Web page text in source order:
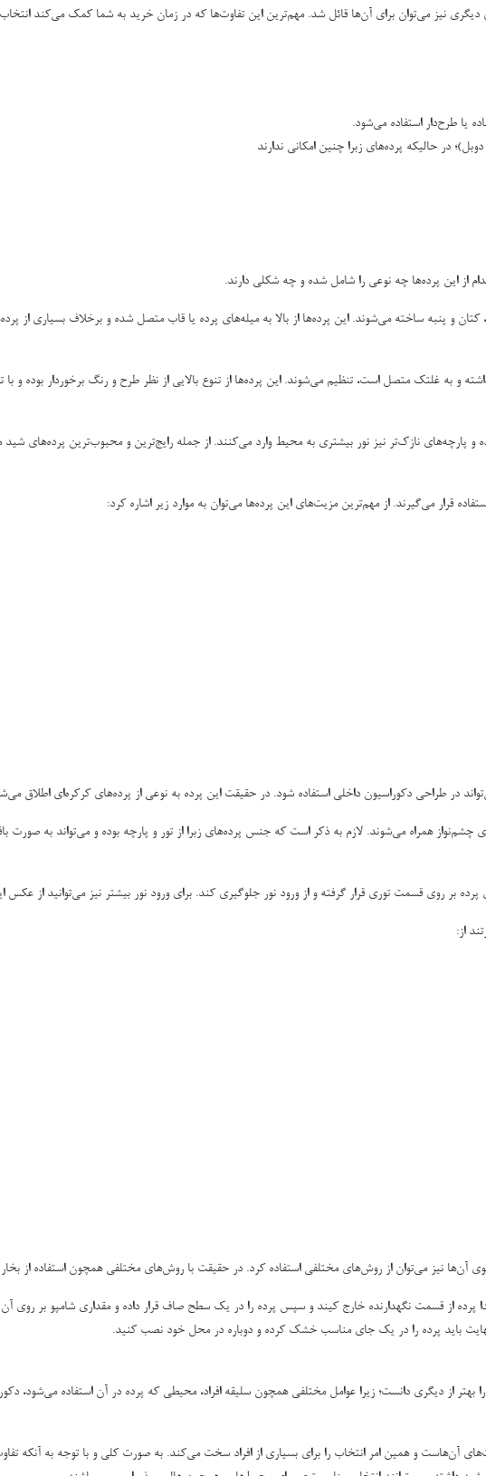
دیگری نیز می‌توان برای آن‌ها قائل شد. مهم‌ترین این تفاوت‌ها که در زمان خرید به شما کمک می‌کند
یا طرح‌‌دار استفاده می‌شود.
در حالیکه پرده‌های زبرا چنین امکانی ندارند
از این پرده‌ها چه نوعی را شامل شده و چه شکلی دارند.
و پنبه ساخته می‌شوند. این پرده‌ها از بالا به میله‌های پرده یا قاب متصل شده و برخلاف بسیاری از
و به غلتک متصل است، تنظیم می‌شوند. این پرده‌ها از تنوع بالایی از نظر طرح و رنگ برخوردار بوده و با
نازک‌تر نیز نور بیشتری به محیط وارد می‌کنند. از جمله رایج‌ترین و محبوب‌ترین پرده‌های شید
قرار می‌گیرند. از مهم‌ترین مزیت‌های این پرده‌ها می‌توان به موارد زیر اشاره کرد:
در طراحی دکوراسیون داخلی استفاده شود. در حقیقت این پرده به نوعی از پرده‌های کرکره‌ای اطلاق
همراه می‌شوند. لازم به ذکر است که جنس پرده‌های زبرا از تور و پارچه بوده و می‌تواند به صورت
بر روی قسمت توری قرار گرفته و از ورود نور جلوگیری کند. برای ورود نور بیشتر نیز می‌توانید از عکس
از:
آن‌ها نیز می‌توان از روش‌های مختلفی استفاده کرد. در حقیقت با روش‌های مختلفی همچون استفاده از
پرده از قسمت نگهدارنده خارج کیند و سپس پرده را در یک سطح صاف قرار داده و مقداری شامپو بر روی
باید پرده را در یک جای مناسب خشک کرده و دوباره در محل خود نصب کنید.
از دیگری دانست؛ زیرا عوامل مختلفی همچون سلیقه افراد، محیطی که پرده در آن استفاده می‌شود،
آن‌هاست و همین امر انتخاب را برای بسیاری از افراد سخت می‌کند. به صورت کلی و با توجه به آنکه